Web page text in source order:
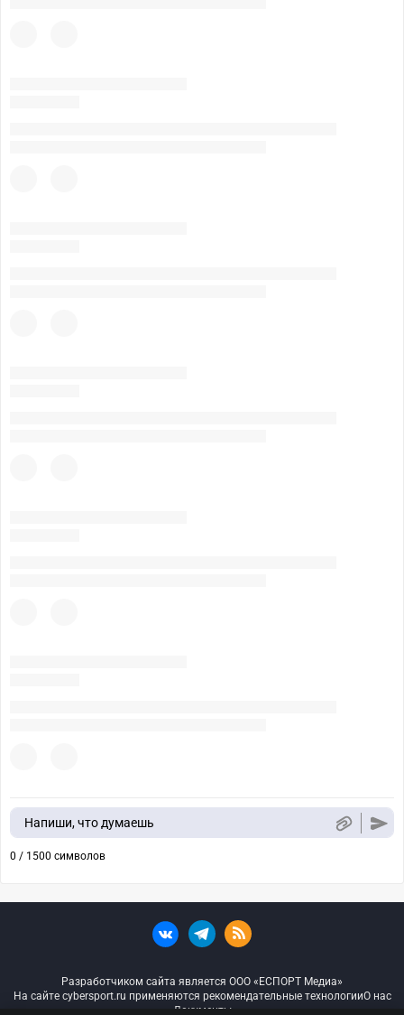
Напиши, что думаешь
0 / 1500 символов
Разработчиком сайта является ООО «ЕСПОРТ Медиа»
На сайте cybersport.ru применяются рекомендательные технологииО нас
Документы